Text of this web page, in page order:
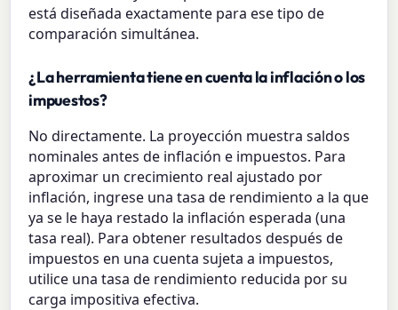
está diseñada exactamente para ese tipo de
comparación simultánea.
¿La herramienta tiene en cuenta la inflación o los
impuestos?
No directamente. La proyección muestra saldos
nominales antes de inflación e impuestos. Para
aproximar un crecimiento real ajustado por
inflación, ingrese una tasa de rendimiento a la que
ya se le haya restado la inflación esperada (una
tasa real). Para obtener resultados después de
impuestos en una cuenta sujeta a impuestos,
utilice una tasa de rendimiento reducida por su
carga impositiva efectiva.